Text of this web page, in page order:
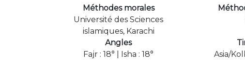
Méthodes morales
Université des Sciences
islamiques, Karachi
Angles
Fajr : 18° | Isha : 18°
Asia/